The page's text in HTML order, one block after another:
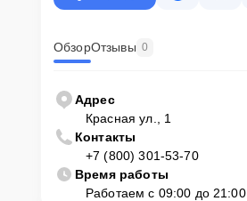
ОбзорОтзывы 0
Адрес
Красная ул., 1
Контакты
+7 (800) 301-53-70
Время работы
Работаем с 09:00 до 21:00